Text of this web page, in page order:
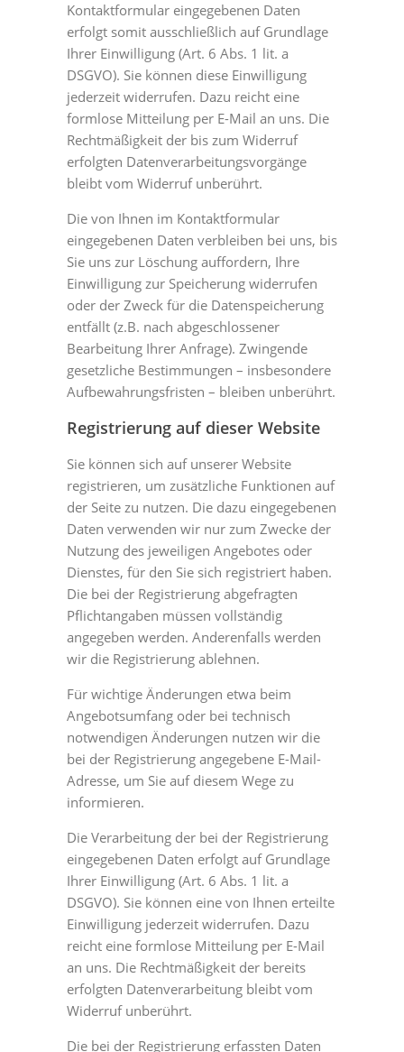
Kontaktformular eingegebenen Daten
erfolgt somit ausschließlich auf Grundlage
Ihrer Einwilligung (Art. 6 Abs. 1 lit. a
DSGVO). Sie können diese Einwilligung
jederzeit widerrufen. Dazu reicht eine
formlose Mitteilung per E-Mail an uns. Die
Rechtmäßigkeit der bis zum Widerruf
erfolgten Datenverarbeitungsvorgänge
bleibt vom Widerruf unberührt.
Die von Ihnen im Kontaktformular
eingegebenen Daten verbleiben bei uns, bis
Sie uns zur Löschung auffordern, Ihre
Einwilligung zur Speicherung widerrufen
oder der Zweck für die Datenspeicherung
entfällt (z.B. nach abgeschlossener
Bearbeitung Ihrer Anfrage). Zwingende
gesetzliche Bestimmungen – insbesondere
Aufbewahrungsfristen – bleiben unberührt.
Registrierung auf dieser Website
Sie können sich auf unserer Website
registrieren, um zusätzliche Funktionen auf
der Seite zu nutzen. Die dazu eingegebenen
Daten verwenden wir nur zum Zwecke der
Nutzung des jeweiligen Angebotes oder
Dienstes, für den Sie sich registriert haben.
Die bei der Registrierung abgefragten
Pflichtangaben müssen vollständig
angegeben werden. Anderenfalls werden
wir die Registrierung ablehnen.
Für wichtige Änderungen etwa beim
Angebotsumfang oder bei technisch
notwendigen Änderungen nutzen wir die
bei der Registrierung angegebene E-Mail-
Adresse, um Sie auf diesem Wege zu
informieren.
Die Verarbeitung der bei der Registrierung
eingegebenen Daten erfolgt auf Grundlage
Ihrer Einwilligung (Art. 6 Abs. 1 lit. a
DSGVO). Sie können eine von Ihnen erteilte
Einwilligung jederzeit widerrufen. Dazu
reicht eine formlose Mitteilung per E-Mail
an uns. Die Rechtmäßigkeit der bereits
erfolgten Datenverarbeitung bleibt vom
Widerruf unberührt.
Die bei der Registrierung erfassten Daten